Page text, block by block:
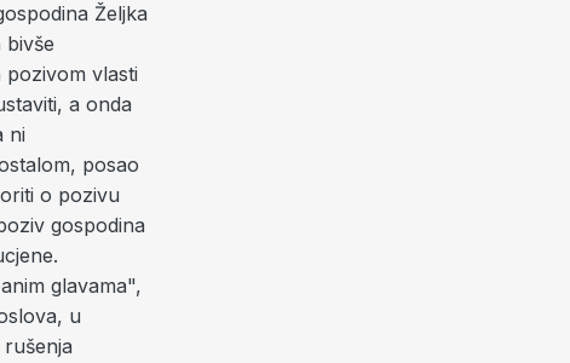
Željka
pozivom vlasti
a onda
ni
posao
o pozivu
gospodina
glavama",
u